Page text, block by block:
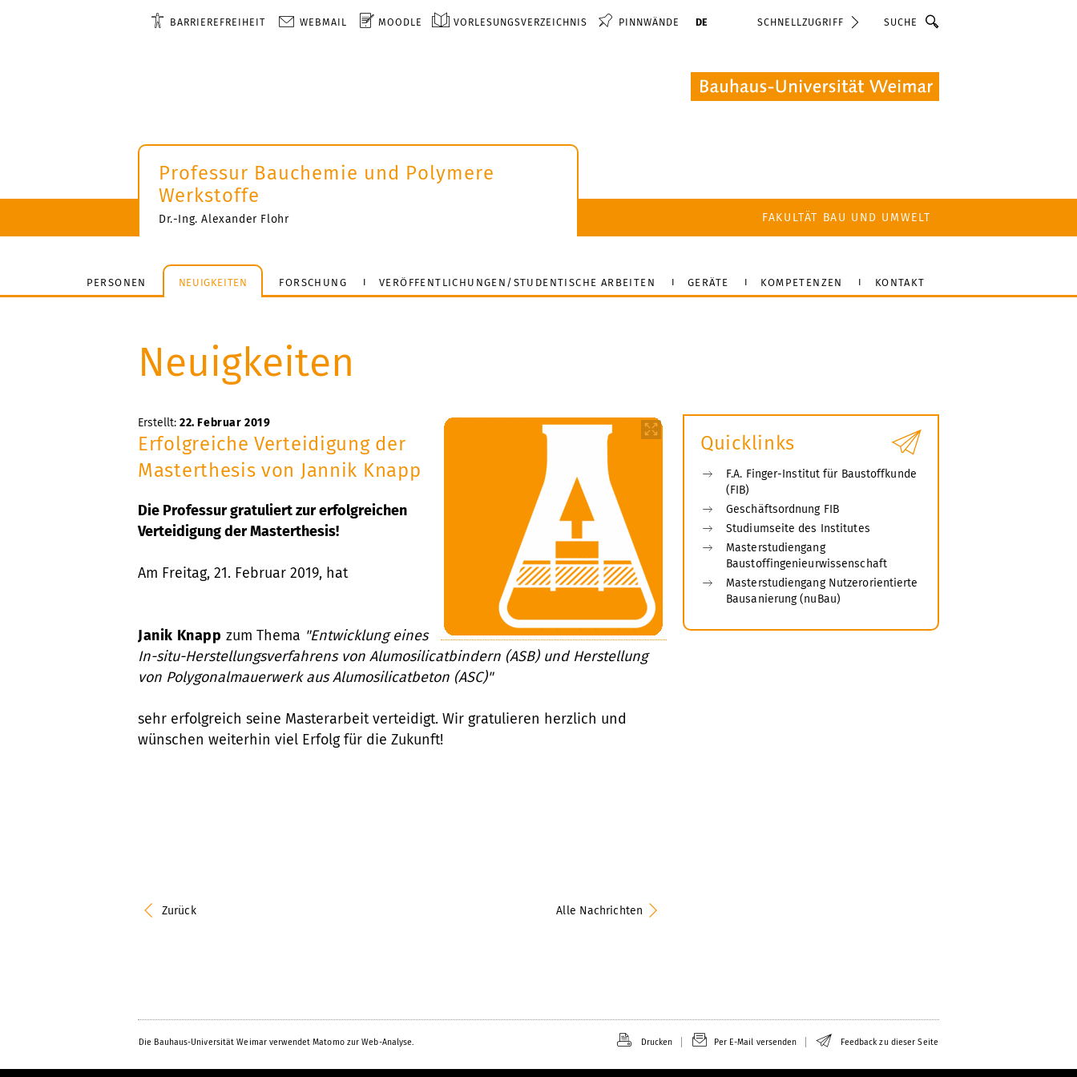
BARRIEREFREIHEIT WEBMAIL MOODLE VORLESUNGSVERZEICHNIS PINNWÄNDE DE SCHNELLZUGRIFF Suche
Professur Bauchemie und Polymere
Werkstoffe
Dr.-Ing. Alexander Flohr FAKULTÄT BAU UND UMWELT
PERSONEN NEUIGKEITEN FORSCHUNG VERÖFFENTLICHUNGEN/STUDENTISCHE ARBEITEN GERÄTE KOMPETENZEN KONTAKT
Neuigkeiten
Erstellt: 22. Februar 2019
Erfolgreiche Verteidigung der
Masterthesis von Jannik Knapp
Die Professur gratuliert zur erfolgreichen
Verteidigung der Masterthesis!
Am Freitag, 21. Februar 2019, hat
Janik Knapp zum Thema "Entwicklung eines
In-situ-Herstellungsverfahrens von Alumosilicatbindern (ASB) und Herstellung
von Polygonalmauerwerk aus Alumosilicatbeton (ASC)"
sehr erfolgreich seine Masterarbeit verteidigt. Wir gratulieren herzlich und
wünschen weiterhin viel Erfolg für die Zukunft!
Zurück Alle Nachrichten
Quicklinks
F.A. Finger-Institut für Baustoffkunde
(FIB)
Geschäftsordnung FIB
Studiumseite des Institutes
Masterstudiengang
Baustoffingenieurwissenschaft
Masterstudiengang Nutzerorientierte
Bausanierung (nuBau)
Die Bauhaus-Universität Weimar verwendet Matomo zur Web-Analyse. Drucken Per E-Mail versenden Feedback zu dieser Seite